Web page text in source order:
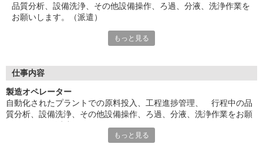
品質分析、設備洗浄、その他設備操作、ろ過、分液、洗浄作業を
お願いします。（派遣）
車・バイク通勤OK、駐車場あり！ちょっと一息に、休憩室あ
5，000円から■
（当社規定あり）
『テクノ・サービス』は、派遣業界大手スタッフサービスグルー
全国にあるお仕事の中から、一人ひとりのスキルや希望条件に応
もっと見る
仕事内容
製造オペレーター
自動化されたプラントでの原料投入、工程進捗管理、 行程中の品
質分析、設備洗浄、その他設備操作、ろ過、分液、洗浄作業をお願
車・バイク通勤OK、駐車場あり！ちょっと一息に、休憩室あり。残
もっと見る